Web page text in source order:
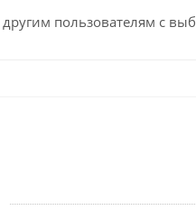
пользователям с